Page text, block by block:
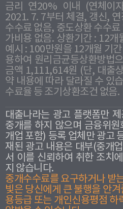
금리 연20% 이내 (연체이
2021. 7. 7부터 체결, 갱신,
수수료 없음, 중도상환 수수
가비용 없음. 상환기간 : 12
예시 : 100만원을 12개월 기
용하여 원리금균등상환방법
금액 1,111,614원 (단, 대출
약 내용에 따라 달라질 수 있
수료율 등 조기상환조건 없음.
대출나라는 광고 플랫폼만
중개를 하지 않으며 금융위
개업 포함) 등록 업체만 광고
재된 광고 내용은 대부(중개
서 이를 신뢰하여 취한 조치
지 않습니다.
중개수수료를 요구하거나 받
빛은 당신에게 큰 불행을 안
용등급 또는 개인신용평점 하